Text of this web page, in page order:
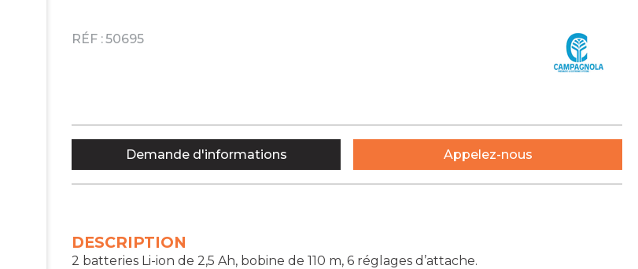
RÉF :50695
DESCRIPTION
2 batteries Li-ion de 2,5 Ah, bobine de 110 m, 6 réglages d’attache.
Demande d'informations Appelez-nous